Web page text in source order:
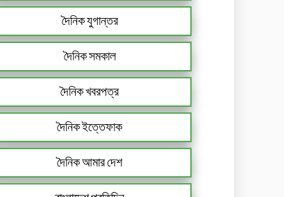
দৈনিক যুগান্তর
দৈনিক সমকাল
দৈনিক খবরপত্র
দৈনিক ইত্তেফাক
দৈনিক আমার দেশ